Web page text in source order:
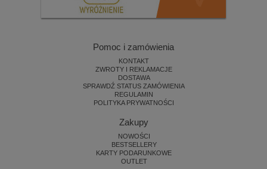
Pomoc i zamówienia
KONTAKT
ZWROTY I REKLAMACJE
DOSTAWA
SPRAWDŹ STATUS ZAMÓWIENIA
REGULAMIN
POLITYKA PRYWATNOŚCI
Zakupy
NOWOŚCI
BESTSELLERY
KARTY PODARUNKOWE
OUTLET